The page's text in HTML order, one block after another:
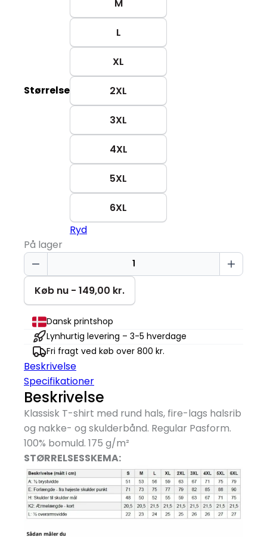
Størrelse
M
L
XL
2XL
3XL
4XL
5XL
6XL
Ryd
På lager
Druk
Er
Min
Coping
Mechanism
T-
shirt
antal
Køb nu - 149,00 kr.
Dansk printshop
Lynhurtig levering – 3-5 hverdage
Fri fragt ved køb over 800 kr.
Beskrivelse
Specifikationer
Beskrivelse
Klassisk T-shirt med rund hals, fire-lags halsrib
og nakke- og skulderbånd. Regular Pasform.
100% bomuld. 175 g/m²
STØRRELSESSKEMA: